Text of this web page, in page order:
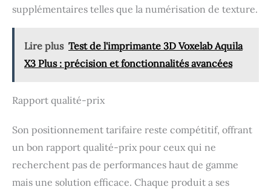
supplémentaires telles que la numérisation de texture.
Lire plus Test de l'imprimante 3D Voxelab Aquila
X3 Plus : précision et fonctionnalités avancées
Rapport qualité-prix
Son positionnement tarifaire reste compétitif, offrant
un bon rapport qualité-prix pour ceux qui ne
recherchent pas de performances haut de gamme
mais une solution efficace. Chaque produit a ses